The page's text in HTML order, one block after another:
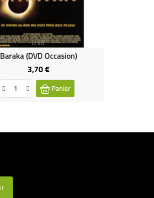
Dvd
Baraka (DVD Occasion)
3,70 €Prix
Panier